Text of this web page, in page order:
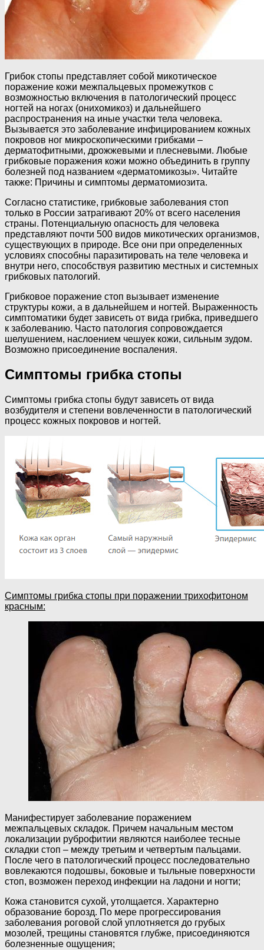
Грибок стопы представляет собой микотическое
поражение кожи межпальцевых промежутков с
возможностью включения в патологический процесс
ногтей на ногах (онихомикоз) и дальнейшего
распространения на иные участки тела человека.
Вызывается это заболевание инфицированием кожных
покровов ног микроскопическими грибками –
дерматофитными, дрожжевыми и плесневыми. Любые
грибковые поражения кожи можно объединить в группу
болезней под названием «дерматомикозы». Читайте
также: Причины и симптомы дерматомиозита.
Согласно статистике, грибковые заболевания стоп
только в России затрагивают 20% от всего населения
страны. Потенциальную опасность для человека
представляют почти 500 видов микотических организмов,
существующих в природе. Все они при определенных
условиях способны паразитировать на теле человека и
внутри него, способствуя развитию местных и системных
грибковых патологий.
Грибковое поражение стоп вызывает изменение
структуры кожи, а в дальнейшем и ногтей. Выраженность
симптоматики будет зависеть от вида грибка, приведшего
к заболеванию. Часто патология сопровождается
шелушением, наслоением чешуек кожи, сильным зудом.
Возможно присоединение воспаления.
Симптомы грибка стопы
Симптомы грибка стопы будут зависеть от вида
возбудителя и степени вовлеченности в патологический
процесс кожных покровов и ногтей.
Симптомы грибка стопы при поражении трихофитоном
красным:
Манифестирует заболевание поражением
межпальцевых складок. Причем начальным местом
локализации руброфитии являются наиболее тесные
складки стоп – между третьим и четвертым пальцами.
После чего в патологический процесс последовательно
вовлекаются подошвы, боковые и тыльные поверхности
стоп, возможен переход инфекции на ладони и ногти;
Кожа становится сухой, утолщается. Характерно
образование борозд. По мере прогрессирования
заболевания роговой слой уплотняется до грубых
мозолей, трещины становятся глубже, присоединяются
болезненные ощущения;